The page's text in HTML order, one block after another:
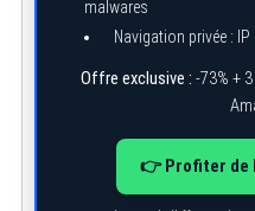
malwares
Navigation privée :
Offre exclusive : -73% +
👉 Profiter de